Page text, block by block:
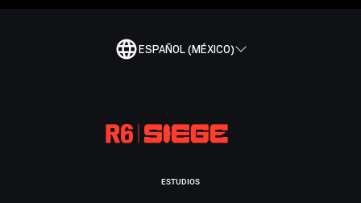
ESPAÑOL (MÉXICO)
ESTUDIOS